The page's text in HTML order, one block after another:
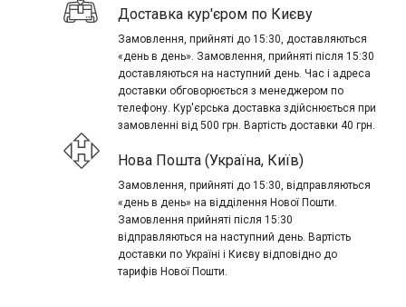
Доставка кур'єром по Києву
Замовлення, прийняті до 15:30, доставляються
«день в день». Замовлення, прийняті після 15:30
доставляються на наступний день. Час і адреса
доставки обговорюється з менеджером по
телефону. Кур'єрська доставка здійснюється при
замовленні від 500 грн. Вартість доставки 40 грн.
Нова Пошта (Україна, Київ)
Замовлення, прийняті до 15:30, відправляються
«день в день» на відділення Нової Пошти.
Замовлення прийняті після 15:30
відправляються на наступний день. Вартість
доставки по Україні і Києву відповідно до
тарифів Нової Пошти.